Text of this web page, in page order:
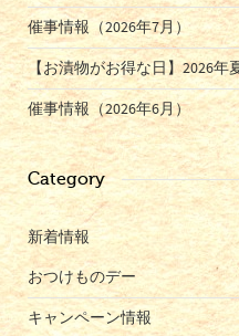
催事情報（2026年7月）
【お漬物がお得な日】2026年
催事情報（2026年6月）
Category
新着情報
おつけものデー
キャンペーン情報